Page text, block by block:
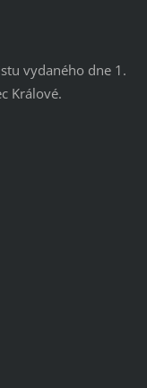
vydaného dne 1.
Králové.